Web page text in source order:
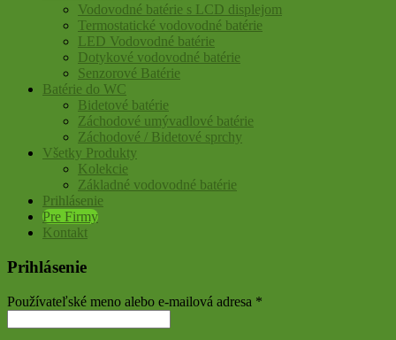
Vodovodné batérie s LCD displejom
Termostatické vodovodné batérie
LED Vodovodné batérie
Dotykové vodovodné batérie
Senzorové Batérie
Batérie do WC
Bidetové batérie
Záchodové umývadlové batérie
Záchodové / Bidetové sprchy
Všetky Produkty
Kolekcie
Základné vodovodné batérie
Prihlásenie
Pre Firmy
Kontakt
Prihlásenie
Používateľské meno alebo e-mailová adresa *